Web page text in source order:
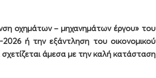
οχημάτων – μηχανημάτων έργου» του
ή την εξάντληση του οικονομικού
άμεσα με την καλή κατάσταση